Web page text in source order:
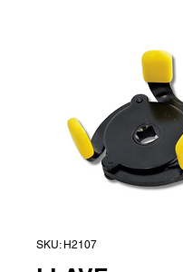
SKU: H2107